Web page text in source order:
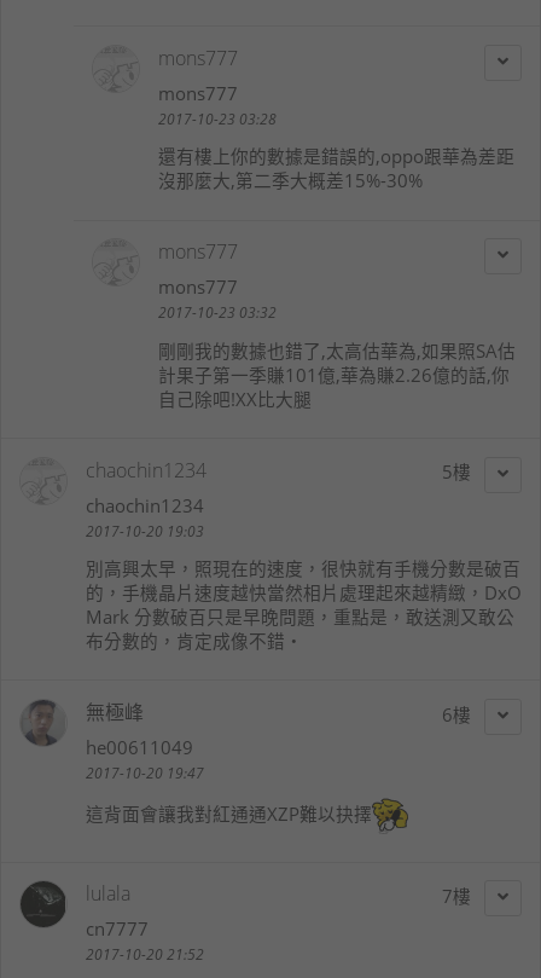
mons777
mons777
2017-10-23 03:28
還有樓上你的數據是錯誤的,oppo跟華為差距
沒那麼大,第二季大概差15%-30%
mons777
mons777
2017-10-23 03:32
剛剛我的數據也錯了,太高估華為,如果照SA估
計果子第一季賺101億,華為賺2.26億的話,你
自己除吧!XX比大腿
5
chaochin1234
chaochin1234
2017-10-20 19:03
別高興太早，照現在的速度，很快就有手機分數是破百
的，手機晶片速度越快當然相片處理起來越精緻，DxO
Mark 分數破百只是早晚問題，重點是，敢送測又敢公
布分數的，肯定成像不錯‧
6
無極峰
he00611049
2017-10-20 19:47
這背面會讓我對紅通通XZP難以抉擇
7
lulala
cn7777
2017-10-20 21:52